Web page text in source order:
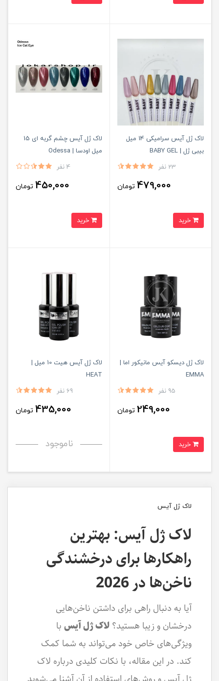
لاک ژل آیس سرامیکی 14 میل
بیبی ژل | BABY GEL
23 نفر
479,000 تومان
لاک ژل آیس چشم گربه ای 15
میل اودسا | Odessa
4 نفر
450,000 تومان
لاک ژل دیسکو آیس مانیکور اما |
EMMA
95 نفر
249,000 تومان
لاک ژل آیس هیت 10 میل |
HEAT
69 نفر
435,000 تومان
ناموجود
لاک ژل آیس
لاک ژل آیس: بهترین
راهکارها برای درخشندگی
ناخن‌ها در 2026
آیا به دنبال راهی برای داشتن ناخن‌هایی
درخشان و زیبا هستید؟لاک ژل آیسبا
ویژگی‌های خاص خود می‌تواند به شما کمک
کند. در این مقاله، با نکات کلیدی درباره لاک